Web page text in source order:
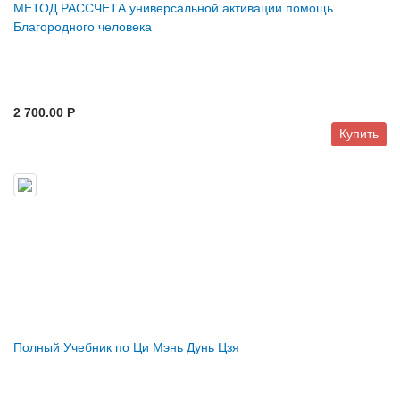
МЕТОД РАССЧЕТА универсальной активации помощь
Благородного человека
2 700.00 P
Купить
Полный Учебник по Ци Мэнь Дунь Цзя